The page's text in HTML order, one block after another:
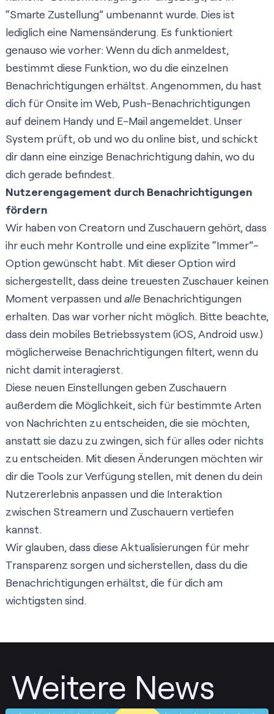
“Smarte Zustellung” umbenannt wurde. Dies ist
lediglich eine Namensänderung. Es funktioniert
genauso wie vorher: Wenn du dich anmeldest,
bestimmt diese Funktion, wo du die einzelnen
Benachrichtigungen erhältst. Angenommen, du hast
dich für Onsite im Web, Push-Benachrichtigungen
auf deinem Handy und E-Mail angemeldet. Unser
System prüft, ob und wo du online bist, und schickt
dir dann eine einzige Benachrichtigung dahin, wo du
dich gerade befindest.
Nutzerengagement durch Benachrichtigungen
fördern
Wir haben von Creatorn und Zuschauern gehört, dass
ihr euch mehr Kontrolle und eine explizite “Immer”-
Option gewünscht habt. Mit dieser Option wird
sichergestellt, dass deine treuesten Zuschauer keinen
Moment verpassen undalle Benachrichtigungen
erhalten. Das war vorher nicht möglich. Bitte beachte,
dass dein mobiles Betriebssystem (iOS, Android usw.)
möglicherweise Benachrichtigungen filtert, wenn du
nicht damit interagierst.
Diese neuen Einstellungen geben Zuschauern
außerdem die Möglichkeit, sich für bestimmte Arten
von Nachrichten zu entscheiden, die sie möchten,
anstatt sie dazu zu zwingen, sich für alles oder nichts
zu entscheiden. Mit diesen Änderungen möchten wir
dir die Tools zur Verfügung stellen, mit denen du dein
Nutzererlebnis anpassen und die Interaktion
zwischen Streamern und Zuschauern vertiefen
kannst.
Wir glauben, dass diese Aktualisierungen für mehr
Transparenz sorgen und sicherstellen, dass du die
Benachrichtigungen erhältst, die für dich am
wichtigsten sind.
Weitere News